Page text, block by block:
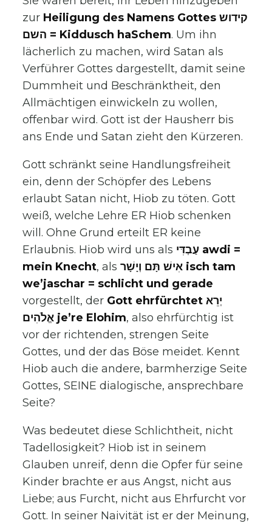
zur Heiligung des Namens Gottes קידוש
השם = Kiddusch haSchem. Um ihn
lächerlich zu machen, wird Satan als
Verführer Gottes dargestellt, damit seine
Dummheit und Beschränktheit, den
Allmächtigen einwickeln zu wollen,
offenbar wird. Gott ist der Hausherr bis
ans Ende und Satan zieht den Kürzeren.
Gott schränkt seine Handlungsfreiheit
ein, denn der Schöpfer des Lebens
erlaubt Satan nicht, Hiob zu töten. Gott
weiß, welche Lehre ER Hiob schenken
will. Ohne Grund erteilt ER keine
Erlaubnis. Hiob wird uns als
mein Knecht, alsאִישׁ תָּם וְיָשָׁר isch tam
we’jaschar = schlicht und gerade
vorgestellt, der Gott ehrfürchtet יְרֵא
אֱלֹהִים je’re Elohim, also ehrfürchtig ist
vor der richtenden, strengen Seite
Gottes, und der das Böse meidet. Kennt
Hiob auch die andere, barmherzige Seite
Gottes, SEINE dialogische, ansprechbare
Seite?
Was bedeutet diese Schlichtheit, nicht
Tadellosigkeit? Hiob ist in seinem
Glauben unreif, denn die Opfer für seine
Kinder brachte er aus Angst, nicht aus
Liebe; aus Furcht, nicht aus Ehrfurcht vor
Gott. In seiner Naivität ist er der Meinung,